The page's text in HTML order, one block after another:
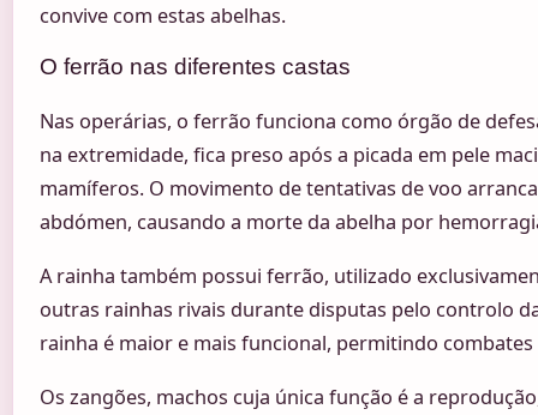
convive com estas abelhas.
O ferrão nas diferentes castas
Nas operárias, o ferrão funciona como órgão de
na extremidade, fica preso após a picada em pele
mamíferos. O movimento de tentativas de voo
abdómen, causando a morte da abelha por
A rainha também possui ferrão, utilizado
outras rainhas rivais durante disputas pelo controlo
rainha é maior e mais funcional, permitindo
Os zangões, machos cuja única função é a